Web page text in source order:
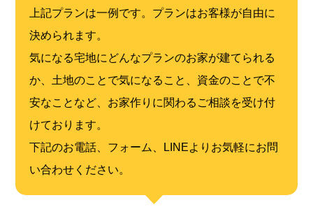
上記プランは一例です。プランはお客様が自由に
決められます。
気になる宅地にどんなプランのお家が建てられる
か、 土地のことで気になること、資金のことで不
安なことなど、お家作りに関わるご相談を受け付
けております。
下記のお電話、フォーム、LINEよりお気軽にお問
い合わせください。